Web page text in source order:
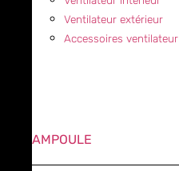
Ventilateur extérieur
Accessoires ventilateur
AMPOULE